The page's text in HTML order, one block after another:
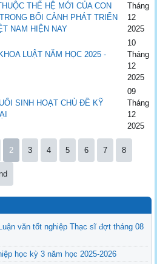
THẾ HỆ MỚI CỦA CON
BỐI CẢNH PHÁT TRIỂN
NAM HIỆN NAY
Tháng
12
2025
LUẬT NĂM HỌC 2025 -
10
Tháng
12
2025
SINH HOẠT CHỦ ĐỀ KỸ
09
Tháng
12
2025
2 3 4 5 6 7 8
văn tốt nghiệp Thạc sĩ đợt tháng 08
học kỳ 3 năm học 2025-2026